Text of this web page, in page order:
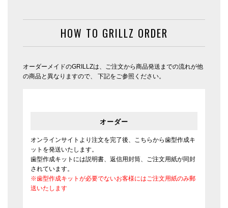
HOW TO GRILLZ ORDER
オーダーメイドのGRILLZは、ご注文から商品発送までの流れが他
の商品と異なりますので、 下記をご参照ください。
オーダー
オンラインサイトより注文を完了後、こちらから歯型作成キ
ットを発送いたします。
歯型作成キットには説明書、返信用封筒、ご注文用紙が同封
されています。
※歯型作成キットが必要でないお客様にはご注文用紙のみ郵
送いたします